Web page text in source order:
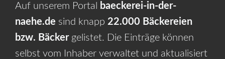
Auf unserem Portal
baeckerei-in-der-
naehe.de sind knapp 22.000 Bäckereien
bzw. Bäckergelistet. Die Einträge können
selbst vom Inhaber verwaltet und aktualisiert